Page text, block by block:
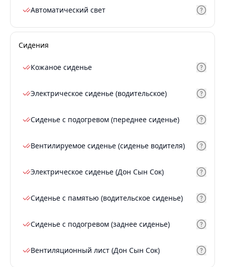
Автоматический свет
Сидения
Кожаное сиденье
Электрическое сиденье (водительское)
Сиденье с подогревом (переднее сиденье)
Вентилируемое сиденье (сиденье водителя)
Электрическое сиденье (Дон Сын Сок)
Сиденье с памятью (водительское сиденье)
Сиденье с подогревом (заднее сиденье)
Вентиляционный лист (Дон Сын Сок)